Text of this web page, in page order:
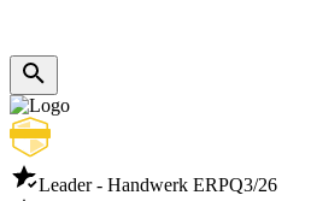
Leader - Handwerk ERPQ3/26